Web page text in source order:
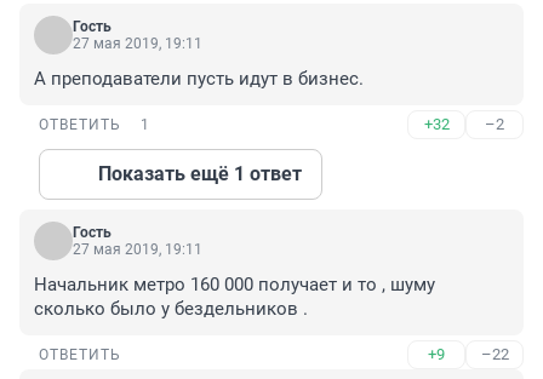
Гость
27 мая 2019, 19:11
А преподаватели пусть идут в бизнес.
ОТВЕТИТЬ 1 +32 –2
Показать ещё 1 ответ
Гость
27 мая 2019, 19:11
Начальник метро 160 000 получает и то , шуму
сколько было у бездельников .
ОТВЕТИТЬ +9 –22